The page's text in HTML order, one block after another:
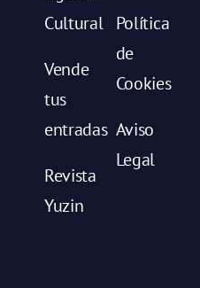
Cultural
Vende
tus
entradas
Revista
Yuzin
Política
de
Cookies
Aviso
Legal